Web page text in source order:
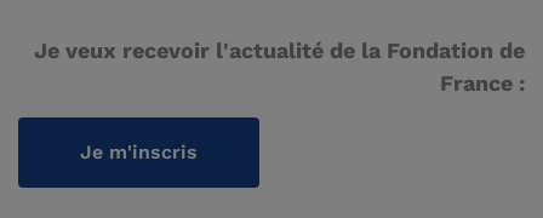
Je veux recevoir l'actualité de la Fondation de
France :
Je m'inscris